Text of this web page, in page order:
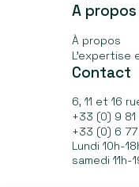
A propos
À propos
Contact
6, 11 et 16
+33 (0) 9
+33 (0) 6
Lundi 10h-
samedi 11h-